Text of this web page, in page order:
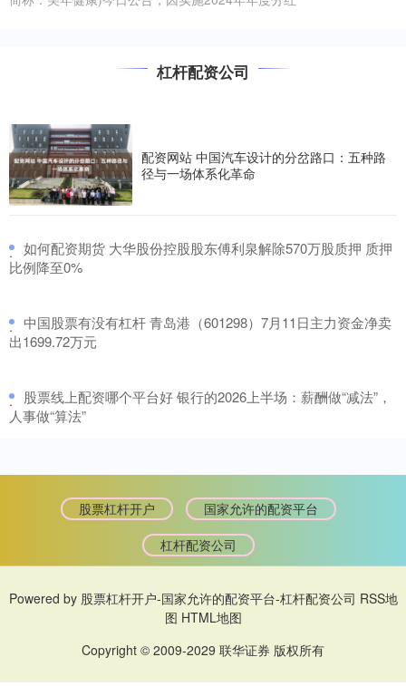
2026-06-29
长反馈 孩子穿礼服回学校的次数少了 甚至不用再穿礼服 广
杠杆配资公司
配资网站 中国汽车设计的分岔路口：五种路
径与一场体系化革命
· ​如何配资期货 大华股份控股股东傅利泉解除570万股质押 质押
比例降至0%
· ​中国股票有没有杠杆 青岛港（601298）7月11日主力资金净卖
出1699.72万元
·
​股票线上配资哪个平台好 银行的2026上半场：薪酬做“减法”，
人事做“算法”
股票杠杆开户
国家允许的配资平台
杠杆配资公司
Powered by 股票杠杆开户-国家允许的配资平台-杠杆配资公司 RSS地
图 HTML地图
Copyright © 2009-2029 联华证券 版权所有